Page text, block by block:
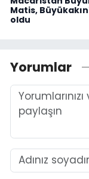
Matis,
oldu
Yorumlar